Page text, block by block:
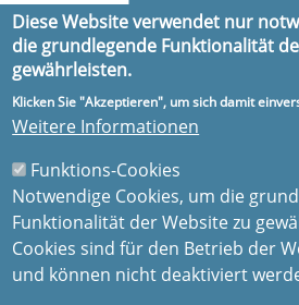
Öffnungszeiten
Montag:
Dienstag:
8:30-18:30
Donnerstag:
8:30-18:30
Freitag:
8:30-18:30
Samstag:
8:30-13:00
Diese Website verwendet nur
die grundlegende Funktionalität
gewährleisten.
Klicken Sie "Akzeptieren", um sich damit
Weitere Informationen
Funktions-Cookies
Notwendige Cookies, um die
Funktionalität der Website zu
Cookies sind für den Betrieb der
und können nicht deaktiviert